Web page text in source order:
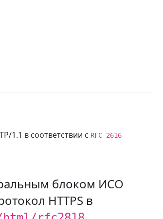
1.1 в соответствии с RFC 2616
блоком ИСО
HTTPS в